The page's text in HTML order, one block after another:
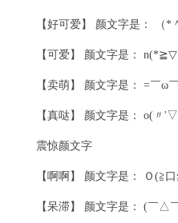
【好可爱】 颜文字是： （*
【可爱】 颜文字是：
【卖萌】 颜文字是： =￣ω
【真哒】 颜文字是： o(〃
震惊颜文字
【啊啊】 颜文字是： Ｏ(≧口
【呆滞】 颜文字是： (￣△